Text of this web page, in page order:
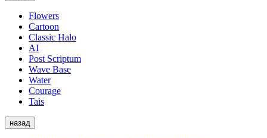
Flowers
Cartoon
Classic Halo
AI
Post Scriptum
Wave Base
Water
Courage
Tais
назад